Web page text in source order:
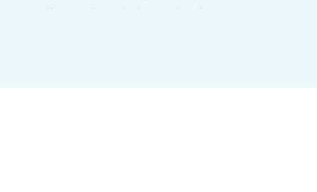
Jagodina
Bačka Palanka
Prokuplje